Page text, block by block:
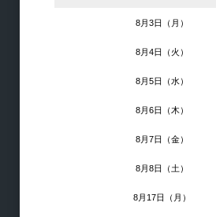
8月3日（月）
8月4日（火）
8月5日（水）
8月6日（木）
8月7日（金）
8月8日（土）
8月17日（月）